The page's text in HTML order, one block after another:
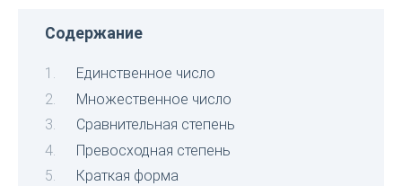
Содержание
Единственное число
Множественное число
Сравнительная степень
Превосходная степень
Краткая форма